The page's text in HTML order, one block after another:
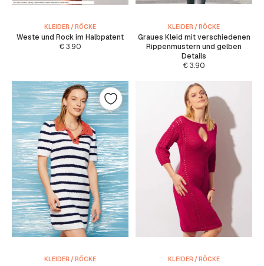
KLEIDER / RÖCKE
Weste und Rock im Halbpatent
€3.90
KLEIDER / RÖCKE
Graues Kleid mit verschiedenen
Rippenmustern und gelben
Details
€3.90
KLEIDER / RÖCKE KLEIDER / RÖCKE